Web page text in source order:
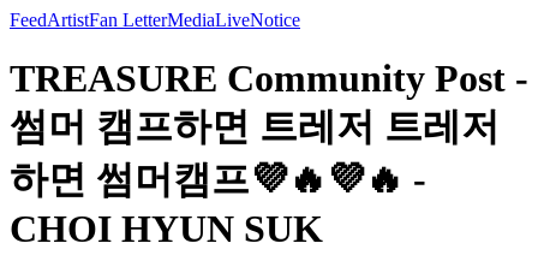
FeedArtistFan LetterMediaLiveNotice
TREASURE Community Post -
썸머 캠프하면 트레저 트레저
하면 썸머캠프💜🔥💜🔥 -
CHOI HYUN SUK